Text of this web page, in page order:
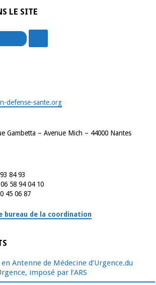
LE SITE
defense-sante.org
Gambetta – Avenue Mich – 44000 Nantes
84 93
58 94 04 10
45 06 87
bureau de la coordination
Antenne de Médecine d’Urgence.du
imposé par l’ARS